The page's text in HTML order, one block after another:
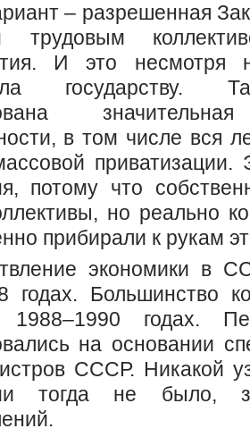
– разрешенная
трудовым
И это
в том числе вся
приватизации.
потому что
но реально
прибирали к рукам
экономики в
годах. Большинство
годах.
на основании
СССР. Никакой
тогда не было,